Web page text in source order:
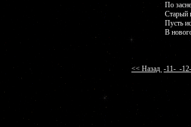
По
Старый
Пусть
В
<< Назад -11- -